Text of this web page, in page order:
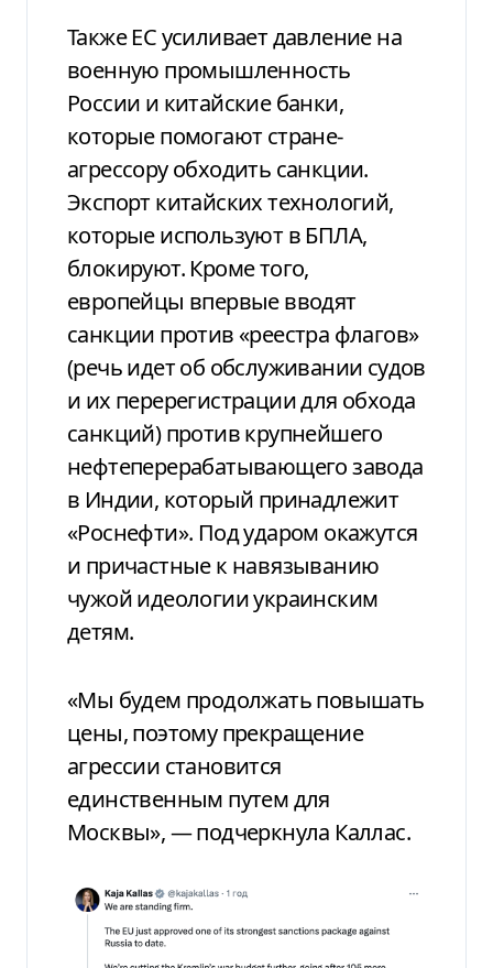
Также ЕС усиливает давление на
военную промышленность
России и китайские банки,
которые помогают стране-
агрессору обходить санкции.
Экспорт китайских технологий,
которые используют в БПЛА,
блокируют. Кроме того,
европейцы впервые вводят
санкции против «реестра флагов»
(речь идет об обслуживании судов
и их перерегистрации для обхода
санкций) против крупнейшего
нефтеперерабатывающего завода
в Индии, который принадлежит
«Роснефти». Под ударом окажутся
и причастные к навязыванию
чужой идеологии украинским
детям.
«Мы будем продолжать повышать
цены, поэтому прекращение
агрессии становится
единственным путем для
Москвы», — подчеркнула Каллас.